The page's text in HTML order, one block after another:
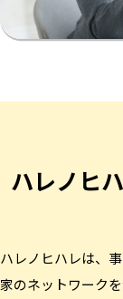
ハレノヒ
ハレノヒハレは、
家のネットワークを